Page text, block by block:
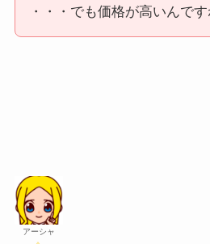
・・・でも価格が高いんです
アーシャ